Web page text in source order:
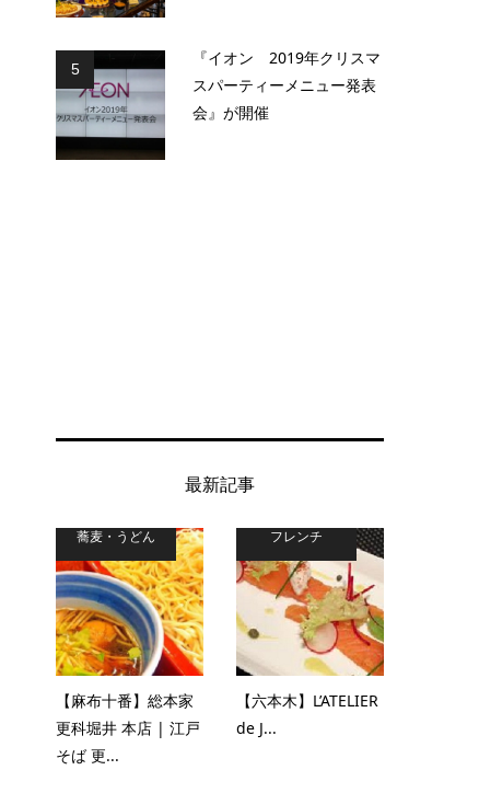
5
『イオン 2019年クリスマ
スパーティーメニュー発表
会』が開催
最新記事
蕎麦・うどん
【麻布十番】総本家
更科堀井 本店 | 江戸
そば 更...
フレンチ
【六本木】L’ATELIER
de J...